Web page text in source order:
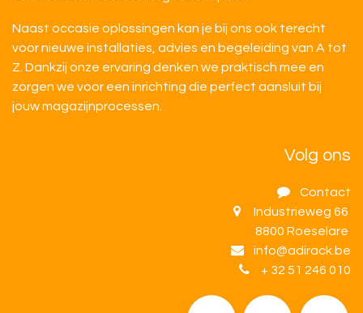
Naast occasie oplossingen kan je bij ons ook terecht
voor nieuwe installaties, advies en begeleiding van A tot
Z. Dankzij onze ervaring denken we praktisch mee en
zorgen we voor een inrichting die perfect aansluit bij
jouw magazijnprocessen.
Volg ons
Contact
Industrieweg 66
8800 Roeselare
info@adirack.be
+ 32 51 246 010